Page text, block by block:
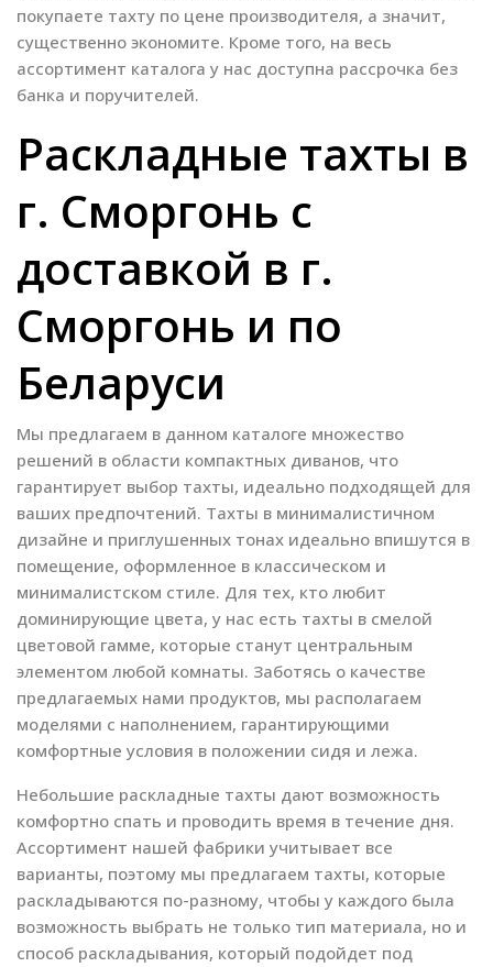
покупаете тахту по цене производителя, а значит,
существенно экономите. Кроме того, на весь
ассортимент каталога у нас доступна рассрочка без
банка и поручителей.
Раскладные тахты в
г. Сморгонь с
доставкой в г.
Сморгонь и по
Беларуси
Мы предлагаем в данном каталоге множество
решений в области компактных диванов, что
гарантирует выбор тахты, идеально подходящей для
ваших предпочтений. Тахты в минималистичном
дизайне и приглушенных тонах идеально впишутся в
помещение, оформленное в классическом и
минималистском стиле. Для тех, кто любит
доминирующие цвета, у нас есть тахты в смелой
цветовой гамме, которые станут центральным
элементом любой комнаты. Заботясь о качестве
предлагаемых нами продуктов, мы располагаем
моделями с наполнением, гарантирующими
комфортные условия в положении сидя и лежа.
Небольшие раскладные тахты дают возможность
комфортно спать и проводить время в течение дня.
Ассортимент нашей фабрики учитывает все
варианты, поэтому мы предлагаем тахты, которые
раскладываются по-разному, чтобы у каждого была
возможность выбрать не только тип материала, но и
способ раскладывания, который подойдет под